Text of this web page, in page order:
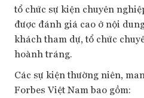
tổ chức sự kiện chuyên
được đánh giá cao ở nội
khách tham dự, tổ chức
hoành tráng.
Các sự kiện thường niên,
Forbes Việt Nam bao gồm: